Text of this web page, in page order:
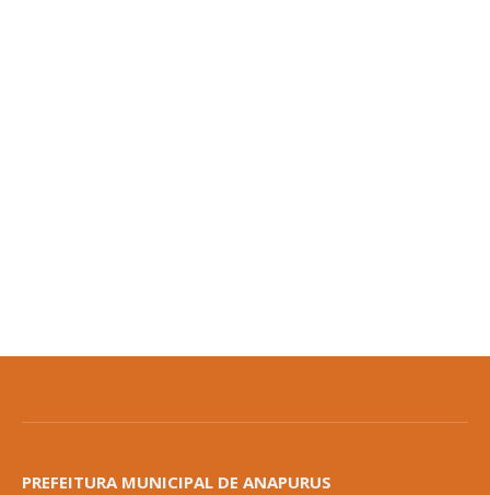
PREFEITURA MUNICIPAL DE ANAPURUS